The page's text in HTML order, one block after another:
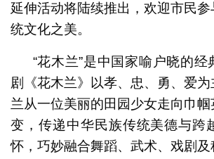
延伸活动将陆续推出，欢迎市民
统文化之美。
“花木兰”是中国家喻户晓的
剧《花木兰》以孝、忠、勇、爱
兰从⼀位美丽的田园少女走向巾
变，传递中华民族传统美德与跨
怀，巧妙融合舞蹈、武术、戏剧